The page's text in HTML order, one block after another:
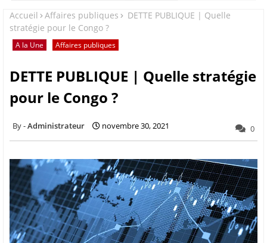
Accueil Affaires publiques
DETTE PUBLIQUE | Quelle
stratégie pour le Congo ?
A la Une Affaires publiques
DETTE PUBLIQUE | Quelle stratégie
pour le Congo ?
Administrateur novembre 30, 2021 0